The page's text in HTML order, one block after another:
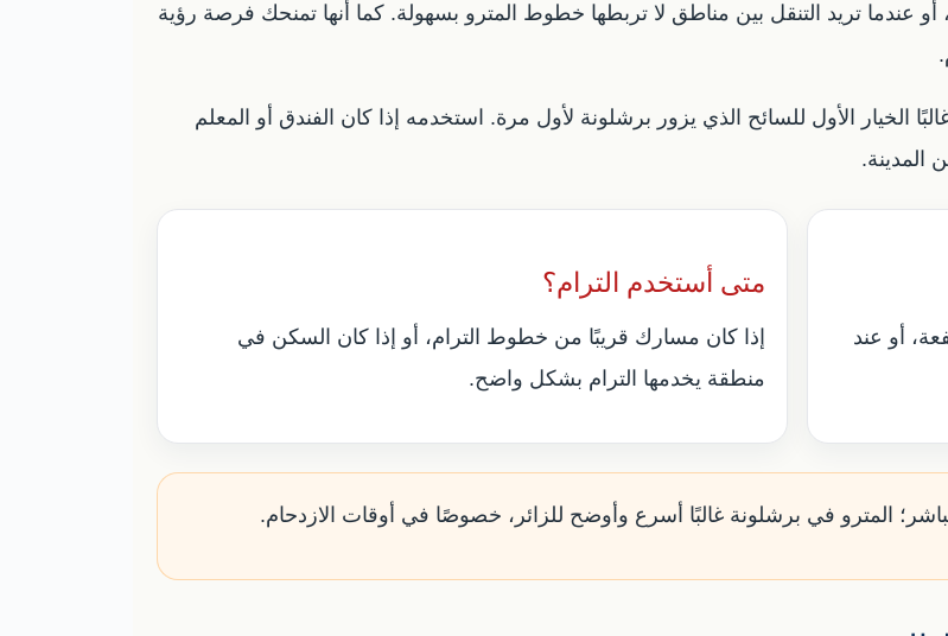
أو عندما تريد التنقل بين مناطق لا تربطها خطوط المترو بسهولة. كما أنها تمنحك فرصة رؤية
الخيار الأول للسائح الذي يزور برشلونة لأول مرة. استخدمه إذا كان الفندق أو المعلم
أو عند
متى أستخدم الترام؟
إذا كان مسارك قريبًا من خطوط الترام، أو إذا كان السكن في
منطقة يخدمها الترام بشكل واضح.
المترو في برشلونة غالبًا أسرع وأوضح للزائر، خصوصًا في أوقات الازدحام.